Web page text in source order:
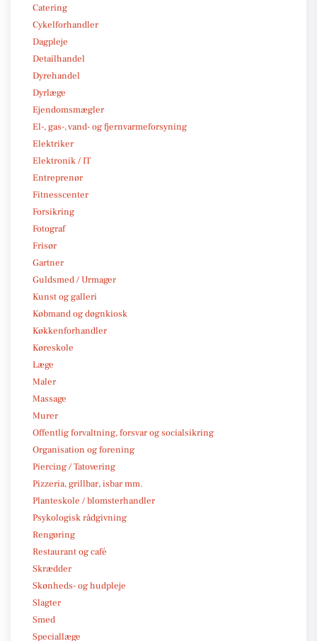
Catering
Cykelforhandler
Dagpleje
Detailhandel
Dyrehandel
Dyrlæge
Ejendomsmægler
El-, gas-, vand- og fjernvarmeforsyning
Elektriker
Elektronik / IT
Entreprenør
Fitnesscenter
Forsikring
Fotograf
Frisør
Gartner
Guldsmed / Urmager
Kunst og galleri
Købmand og døgnkiosk
Køkkenforhandler
Køreskole
Læge
Maler
Massage
Murer
Offentlig forvaltning, forsvar og socialsikring
Organisation og forening
Piercing / Tatovering
Pizzeria, grillbar, isbar mm.
Planteskole / blomsterhandler
Psykologisk rådgivning
Rengøring
Restaurant og café
Skrædder
Skønheds- og hudpleje
Slagter
Smed
Speciallæge